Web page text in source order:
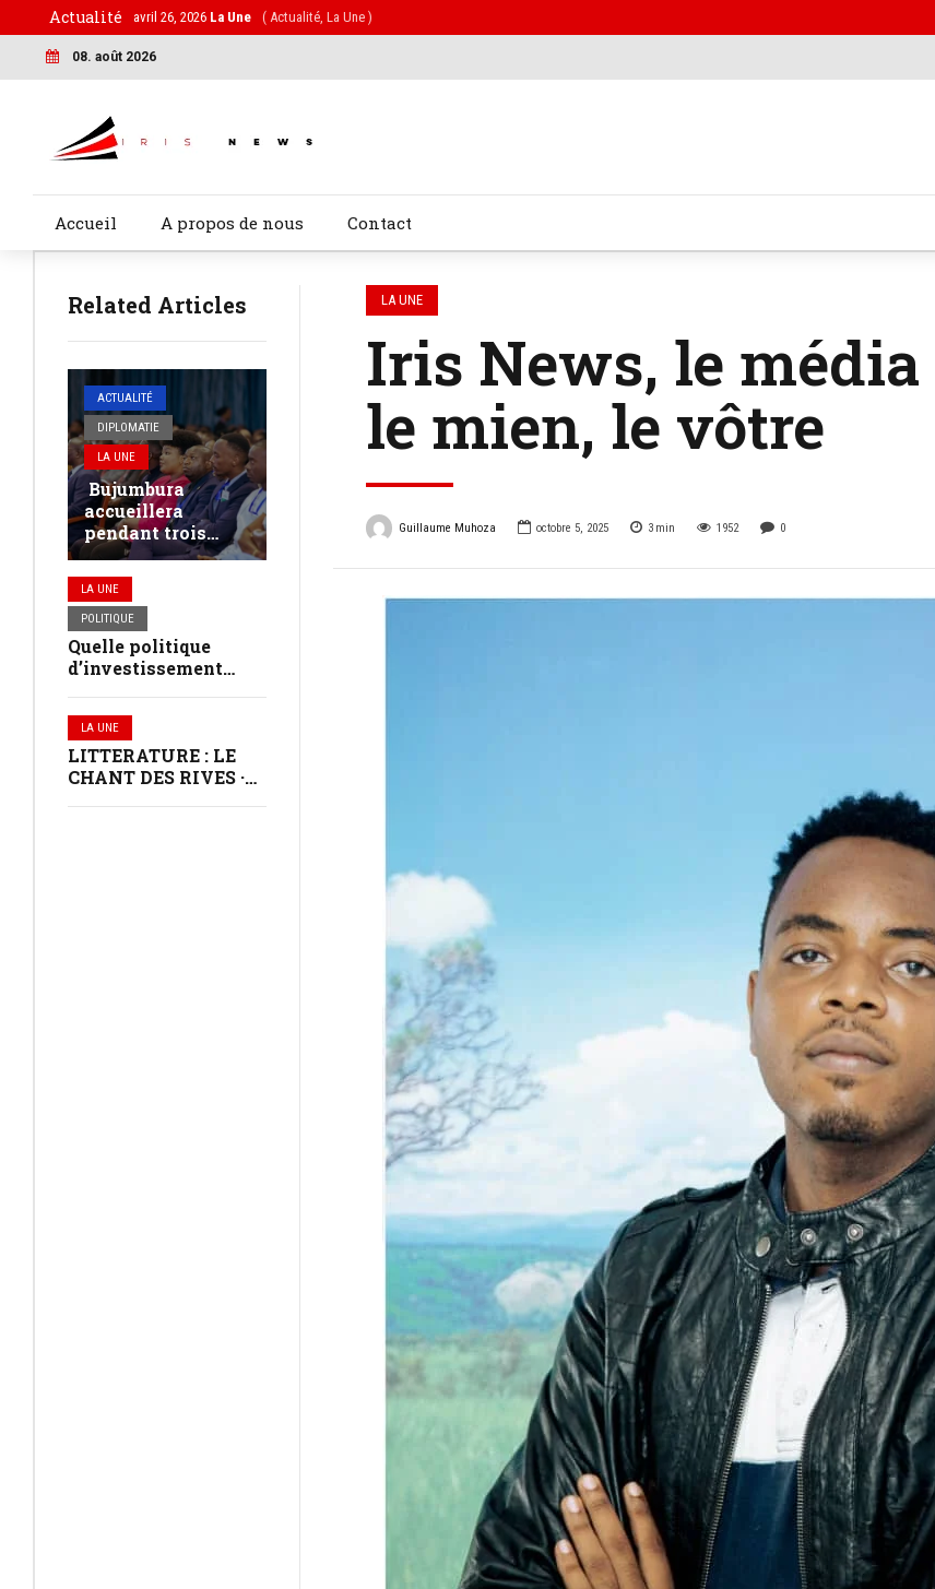
Actualité avril 26, 2026 La Une ( Actualité, La Une )
08. août 2026
Accueil A propos de nous Contact
Related Articles
ACTUALITÉ
DIPLOMATIE
LA UNE
Bujumbura
accueillera
pendant trois
jours les jeunes
leaders du
continent africain
LA UNE
POLITIQUE
Quelle politique
d’investissement
au Burundi ?
LA UNE
LITTERATURE : LE
CHANT DES RIVES ·
LA UNE
Iris News, le média
le mien, le vôtre
Guillaume Muhoza octobre 5, 2025 3 min 1952 0